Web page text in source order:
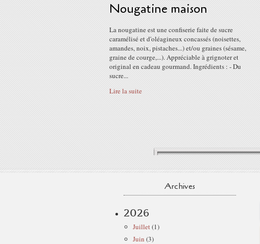
Nougatine maison
La nougatine est une confiserie faite de sucre
caramélisé et d'oléagineux concassés (noisettes,
amandes, noix, pistaches...) et/ou graines (sésame,
graine de courge,...). Appréciable à grignoter et
original en cadeau gourmand. Ingrédients : - Du
sucre...
Lire la suite
Archives
2026
Juillet(1)
Juin (3)